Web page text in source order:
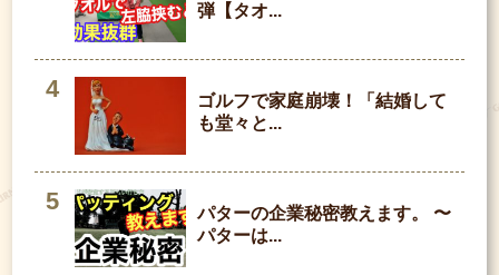
弾【タオ...
ゴルフで家庭崩壊！「結婚して
も堂々と...
パターの企業秘密教えます。 〜
パターは...